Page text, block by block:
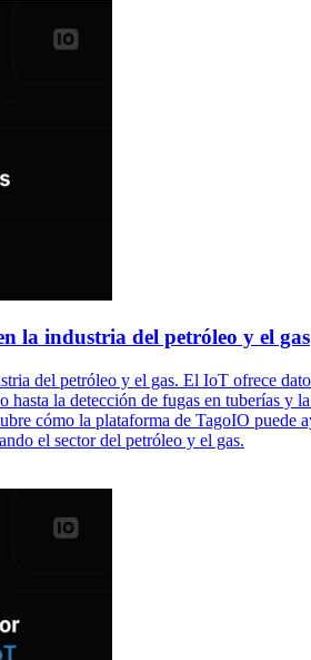
la industria del petróleo y el gas
del petróleo y el gas. El IoT ofrece
la detección de fugas en tuberías
cómo la plataforma de TagoIO
el sector del petróleo y el gas.